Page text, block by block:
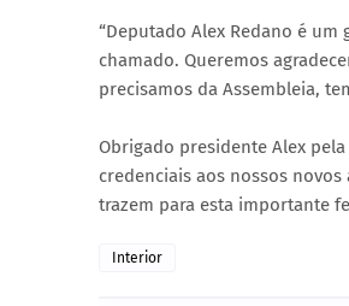
“Deputado Alex Redano é
chamado. Queremos
precisamos da Assembleia,
Obrigado presidente Alex
credenciais aos nossos
trazem para esta importante
Interior